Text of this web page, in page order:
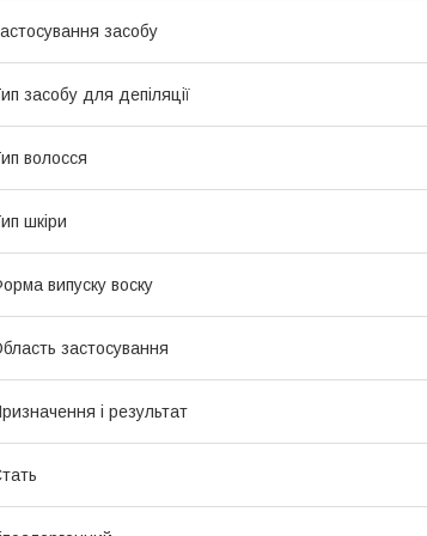
засобу
засобу для депіляції
волосся
шкіри
випуску воску
застосування
і результат